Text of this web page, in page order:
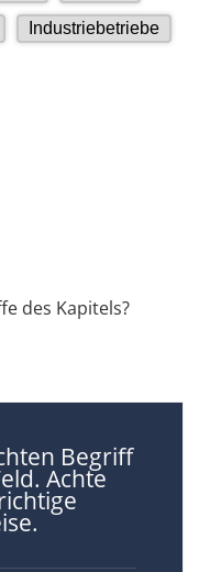
des Kapitels?